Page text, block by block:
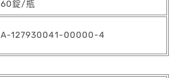
60錠/瓶
A-127930041-00000-4